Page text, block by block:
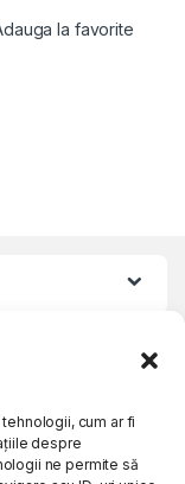
cum ar fi
despre
ne permite să
la favorite